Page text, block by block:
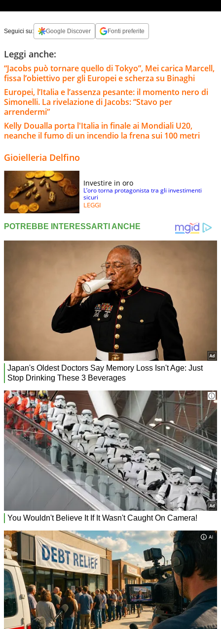
Seguici su: Google Discover Fonti preferite
Leggi anche:
“Jacobs può tornare quello di Tokyo”, Mei carica Marcell,
fissa l’obiettivo per gli Europei e scherza su Binaghi
Europei, l’Italia e l’assenza pesante: il momento nero di
Simonelli. La rivelazione di Jacobs: “Stavo per
arrendermi”
Kelly Doualla porta l'Italia in finale ai Mondiali U20,
neanche il fumo di un incendio la frena sui 100 metri
Gioielleria Delfino
Investire in oro
L’oro torna protagonista tra gli investimenti
sicuri
LEGGI